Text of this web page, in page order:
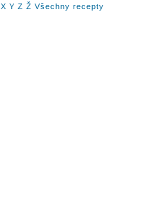
X Y Z Ž Všechny recepty